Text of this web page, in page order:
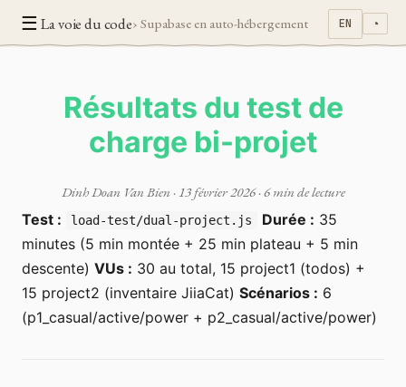
☰ La voie du code› Supabase en auto-hébergement EN ◔
Résultats du test de
charge bi-projet
Dinh Doan Van Bien ·13 février 2026· 6 min de lecture
Test :
load-test/dual-project.js Durée : 35
minutes (5 min montée + 25 min plateau + 5 min
descente) VUs : 30 au total, 15 project1 (todos) +
15 project2 (inventaire JiiaCat) Scénarios : 6
(p1_casual/active/power + p2_casual/active/power)